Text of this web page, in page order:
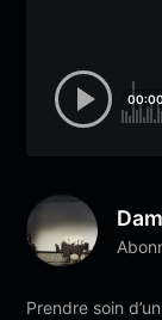
Prendre soin